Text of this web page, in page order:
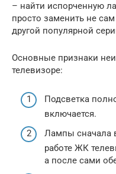
– найти испорченную
просто заменить не
другой популярной
Основные признаки
телевизоре:
Подсветка
включается.
Лампы сначала
работе ЖК
а после сами